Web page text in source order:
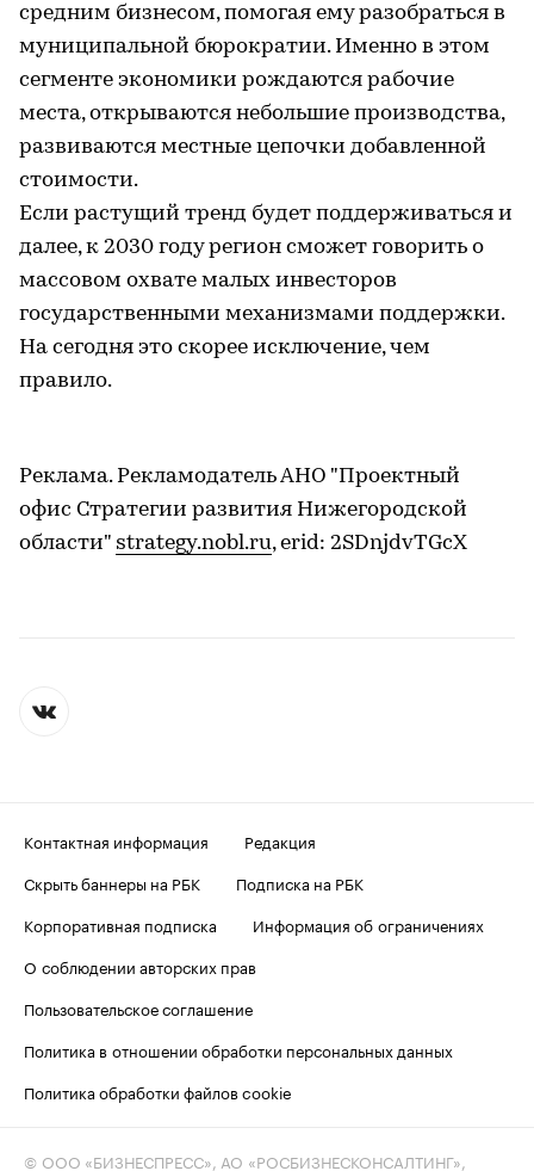
средним бизнесом, помогая ему разобраться в
муниципальной бюрократии. Именно в этом
сегменте экономики рождаются рабочие
места, открываются небольшие производства,
развиваются местные цепочки добавленной
стоимости.
Если растущий тренд будет поддерживаться и
далее, к 2030 году регион сможет говорить о
массовом охвате малых инвесторов
государственными механизмами поддержки.
На сегодня это скорее исключение, чем
правило.
Реклама. Рекламодатель АНО "Проектный
офис Стратегии развития Нижегородской
области" strategy.nobl.ru, erid: 2SDnjdvTGcX
Контактная информация
Редакция
Скрыть баннеры на РБК
Подписка на РБК
Корпоративная подписка
Информация об ограничениях
О соблюдении авторских прав
Пользовательское соглашение
Политика в отношении обработки персональных данных
Политика обработки файлов cookie
© ООО «БИЗНЕСПРЕСС», АО «РОСБИЗНЕСКОНСАЛТИНГ»,